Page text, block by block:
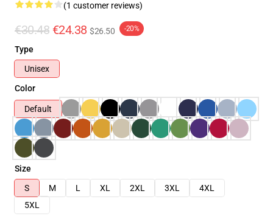
(1 customer reviews)
€30.48 €24.38 $26.50 -20%
Type
Unisex
Color
Default
Size
S
M L XL 2XL 3XL
4XL
5XL